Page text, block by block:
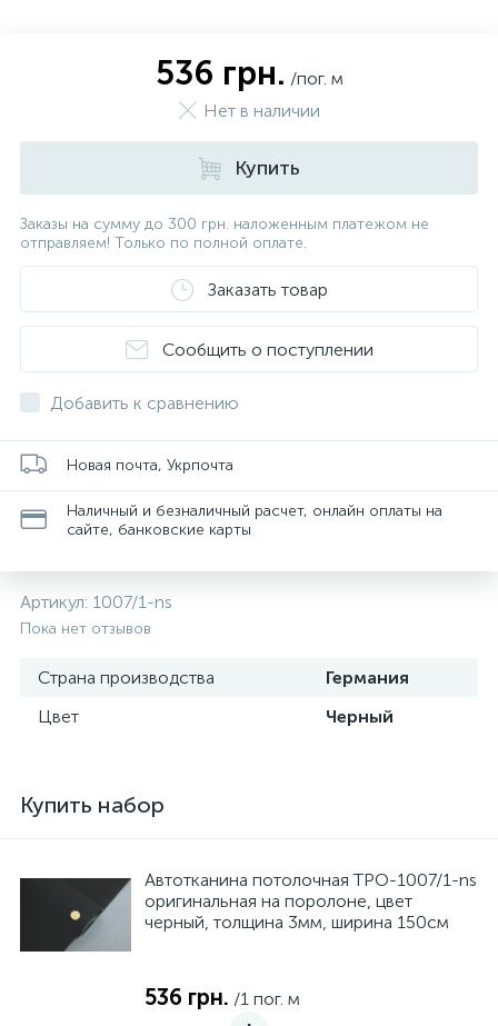
536 грн. /пог. м
Нет в наличии
Купить
Заказы на сумму до 300 грн. наложенным платежом не
отправляем! Только по полной оплате.
Заказать товар
Сообщить о поступлении
Добавить к сравнению
Новая почта, Укрпочта
Наличный и безналичный расчет, онлайн оплаты на
сайте, банковские карты
Артикул: 1007/1-ns
Пока нет отзывов
Страна производства
Германия
Цвет
Черный
Купить набор
Автотканина потолочная TPO-1007/1-ns
оригинальная на поролоне, цвет
черный, толщина 3мм, ширина 150см
536 грн. /1 пог. м